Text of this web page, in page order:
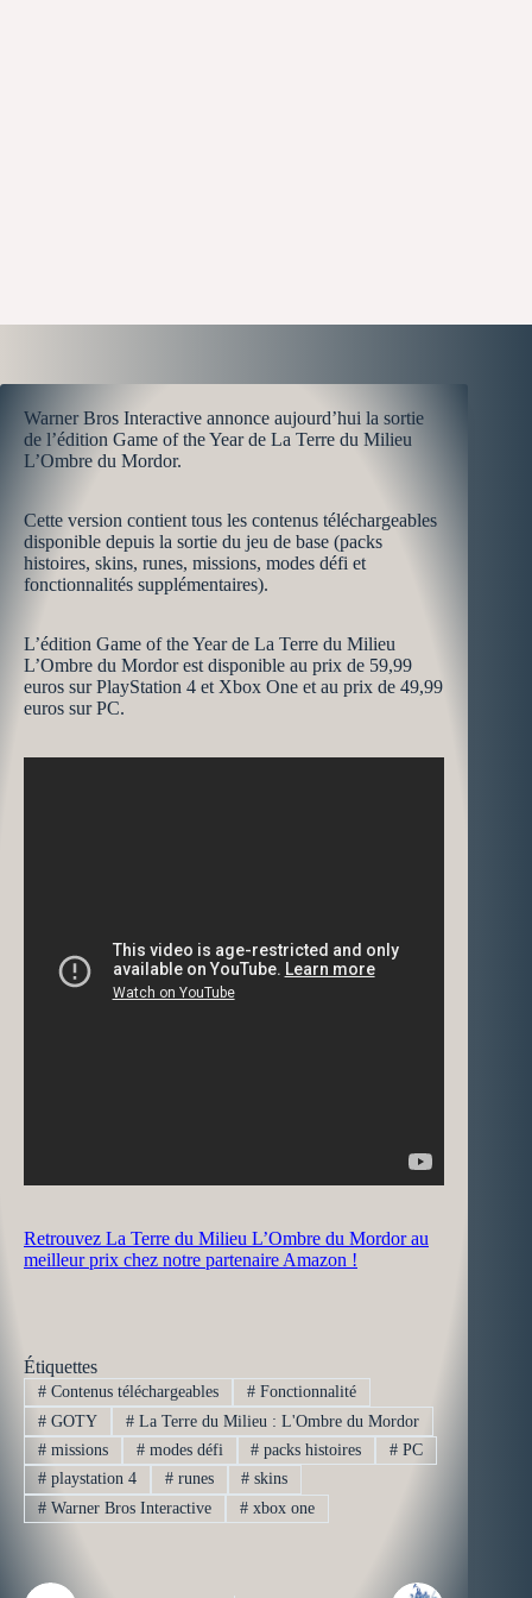
Warner Bros Interactive annonce aujourd’hui la sortie
de l’édition Game of the Year de La Terre du Milieu
L’Ombre du Mordor.
Cette version contient tous les contenus téléchargeables
disponible depuis la sortie du jeu de base (packs
histoires, skins, runes, missions, modes défi et
fonctionnalités supplémentaires).
L’édition Game of the Year de La Terre du Milieu
L’Ombre du Mordor est disponible au prix de 59,99
euros sur PlayStation 4 et Xbox One et au prix de 49,99
euros sur PC.
Retrouvez La Terre du Milieu L’Ombre du Mordor au
meilleur prix chez notre partenaire Amazon !
Étiquettes
#Contenus téléchargeables #Fonctionnalité
#GOTY #La Terre du Milieu : L'Ombre du Mordor
#missions #modes défi # packs histoires # PC
#playstation 4 #runes # skins
#Warner Bros Interactive #xbox one